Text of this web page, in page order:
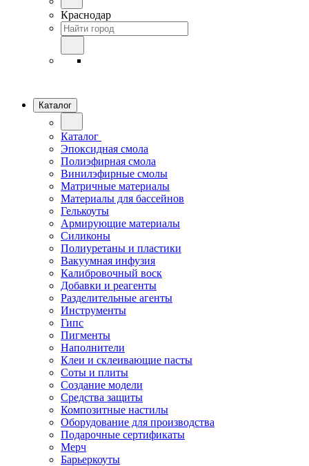
Краснодар
Каталог
Каталог
Эпоксидная смола
Полиэфирная смола
Винилэфирные смолы
Матричные материалы
Материалы для бассейнов
Гелькоуты
Армирующие материалы
Силиконы
Полиуретаны и пластики
Вакуумная инфузия
Калибровочный воск
Добавки и реагенты
Разделительные агенты
Инструменты
Гипс
Пигменты
Наполнители
Клеи и склеивающие пасты
Соты и плиты
Создание модели
Средства защиты
Композитные настилы
Оборудование для производства
Подарочные сертификаты
Мерч
Барьеркоуты